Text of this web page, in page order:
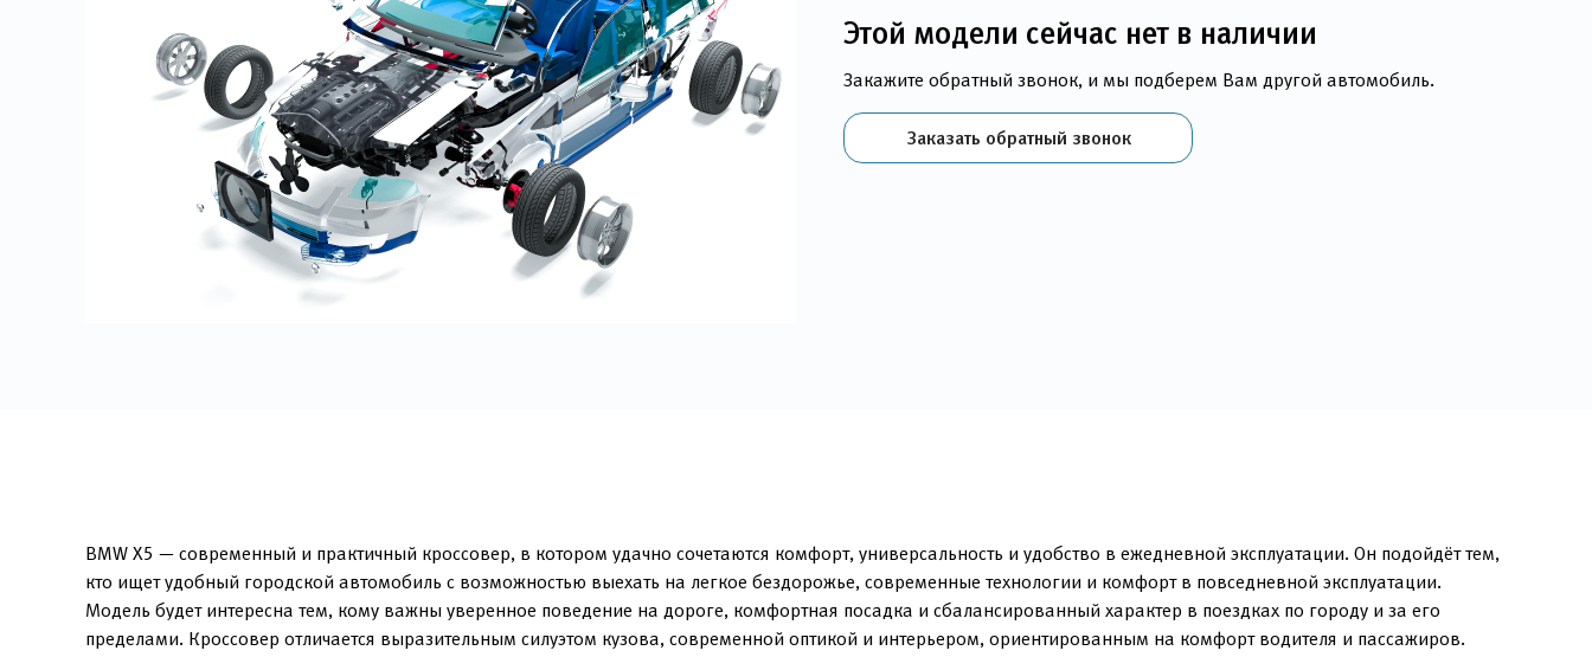
Этой модели сейчас нет в наличии
Закажите обратный звонок, и мы подберем Вам другой автомобиль.
Заказать обратный звонок
BMW X5 — современный и практичный кроссовер, в котором удачно сочетаются комфорт, универсальность и удобство в ежедневной эксплуатации. Он подойдёт тем,
кто ищет удобный городской автомобиль с возможностью выехать на легкое бездорожье, современные технологии и комфорт в повседневной эксплуатации.
Модель будет интересна тем, кому важны уверенное поведение на дороге, комфортная посадка и сбалансированный характер в поездках по городу и за его
пределами. Кроссовер отличается выразительным силуэтом кузова, современной оптикой и интерьером, ориентированным на комфорт водителя и пассажиров.